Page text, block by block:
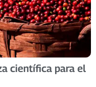
científica para el